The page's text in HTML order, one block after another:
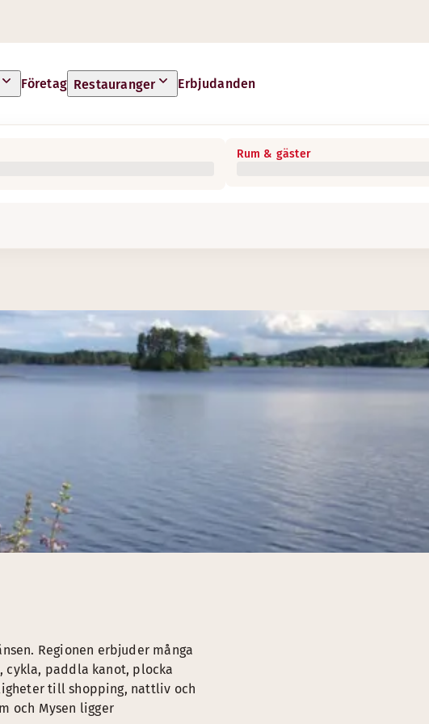
Företag Restauranger Erbjudanden
Rum & gäster
Regionen erbjuder många
cykla, paddla kanot, plocka
till shopping, nattliv och
och Mysen ligger